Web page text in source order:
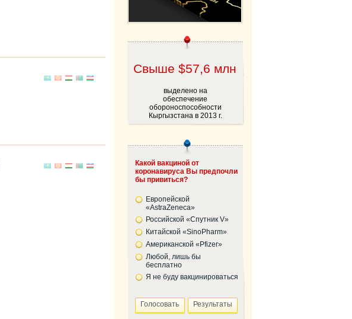
Свыше $57,6 млн
выделено на
обеспечение
обороноспособности
Кыргызстана в 2013 г.
Какой вакциной от
коронавируса Вы предпочли
бы привиться?
Европейской
«AstraZeneca»
Российской «Спутник V»
Китайской «SinoPharm»
Американской «Pfizer»
Любой, лишь бы
бесплатно
Я не буду вакцинироваться